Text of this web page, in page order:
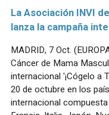
La Asociación INVI
lanza la campaña
MADRID, 7 Oct.
Cáncer de Mama
internacional '¡Cógelo a
20 de octubre en los
internacional